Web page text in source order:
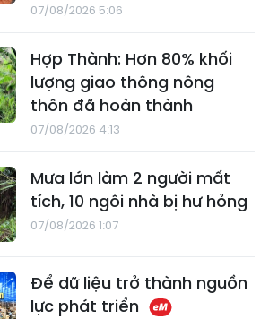
07/08/2026 5:06
Hợp Thành: Hơn 80% khối
lượng giao thông nông
thôn đã hoàn thành
07/08/2026 4:13
Mưa lớn làm 2 người mất
tích, 10 ngôi nhà bị hư hỏng
07/08/2026 1:07
Để dữ liệu trở thành nguồn
lực phát triển